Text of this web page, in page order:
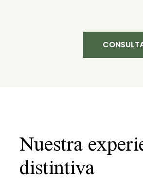
Nuestra
distintiva